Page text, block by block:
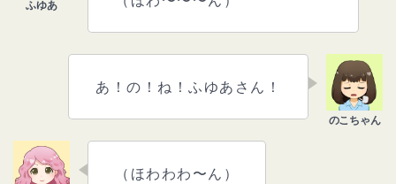
あ！の！ね！ふゆあさん！
（ほわわわ〜ん）